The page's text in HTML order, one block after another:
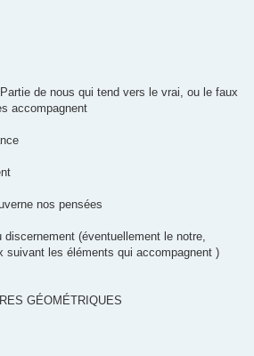
de nous qui tend vers le vrai, ou le faux
accompagnent
nos pensées
(éventuellement le notre,
suivant les éléments qui accompagnent )
GÉOMÉTRIQUES